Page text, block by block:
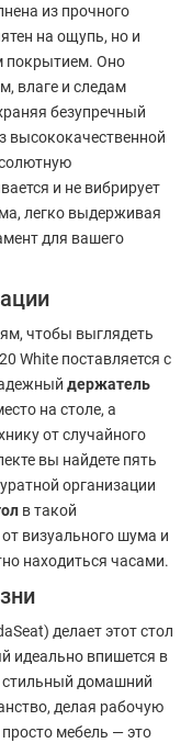
из прочного
на ощупь, но и
покрытием. Оно
влаге и следам
безупречный
высококачественной
и не вибрирует
легко выдерживая
для вашего
чтобы выглядеть
White поставляется с
держатель
на столе, а
от случайного
вы найдете пять
организации
в такой
визуального шума и
находиться часами.
делает этот стол
идеально впишется в
стильный домашний
делая рабочую
мебель — это